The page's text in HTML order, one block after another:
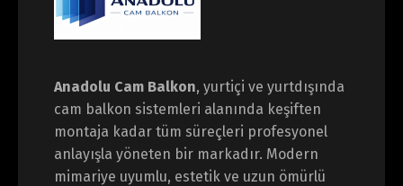
Anadolu Cam Balkon, yurtiçi ve yurtdışında
cam balkon sistemleri alanında keşiften
montaja kadar tüm süreçleri profesyonel
anlayışla yöneten bir markadır. Modern
mimariye uyumlu, estetik ve uzun ömürlü